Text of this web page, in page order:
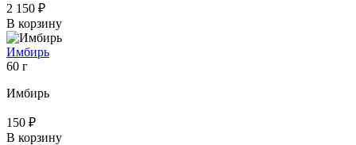
2 150 ₽
В корзину
Имбирь
60 г
Имбирь
150 ₽
В корзину